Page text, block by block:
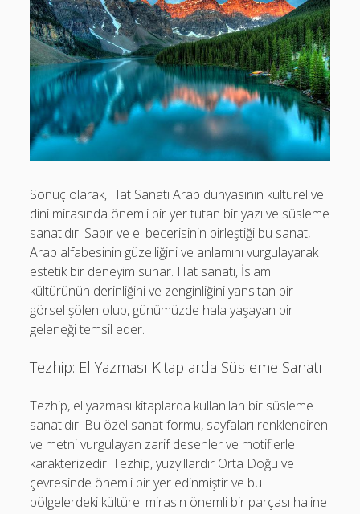
Sonuç olarak, Hat Sanatı Arap dünyasının kültürel ve
dini mirasında önemli bir yer tutan bir yazı ve süsleme
sanatıdır. Sabır ve el becerisinin birleştiği bu sanat,
Arap alfabesinin güzelliğini ve anlamını vurgulayarak
estetik bir deneyim sunar. Hat sanatı, İslam
kültürünün derinliğini ve zenginliğini yansıtan bir
görsel şölen olup, günümüzde hala yaşayan bir
geleneği temsil eder.
Tezhip: El Yazması Kitaplarda Süsleme Sanatı
Tezhip, el yazması kitaplarda kullanılan bir süsleme
sanatıdır. Bu özel sanat formu, sayfaları renklendiren
ve metni vurgulayan zarif desenler ve motiflerle
karakterizedir. Tezhip, yüzyıllardır Orta Doğu ve
çevresinde önemli bir yer edinmiştir ve bu
bölgelerdeki kültürel mirasın önemli bir parçası haline